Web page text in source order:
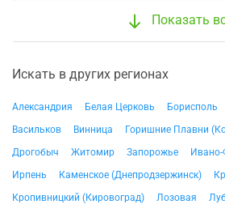
Показать
Искать в других регионах
Александрия Белая Церковь Борисполь
Васильков
Винница Горишние Плавни
Дрогобыч
Житомир Запорожье Ивано-
Ирпень
Каменское (Днепродзержинск)
Кропивницкий (Кировоград)
Лозовая